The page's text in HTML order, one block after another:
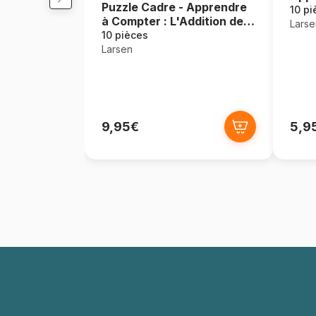
Puzzle Cadre - Apprendre
à Compter : L'Addition de 1
à 10
10 pièces
Larsen
9,95€
and
10